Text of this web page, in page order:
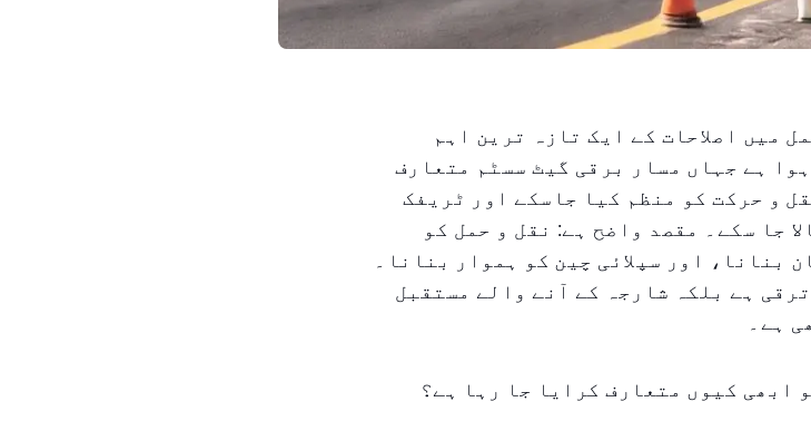
میں اصلاحات کے ایک تازہ ترین اہم
ہے جہاں مسار برقی گیٹ سسٹم متعارف
و حرکت کو منظم کیا جاسکے اور ٹریفک
جا سکے۔ مقصد واضح ہے: نقل و حمل کو
بنانا، اور سپلائی چین کو ہموار بنانا۔
ہے بلکہ شارجہ کے آنے والے مستقبل
ہے۔
ابھی کیوں متعارف کرایا جا رہا ہے؟